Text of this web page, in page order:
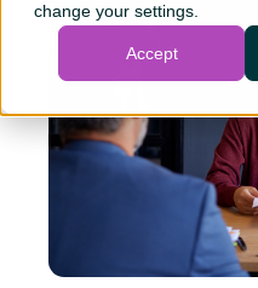
change your settings.
Accept